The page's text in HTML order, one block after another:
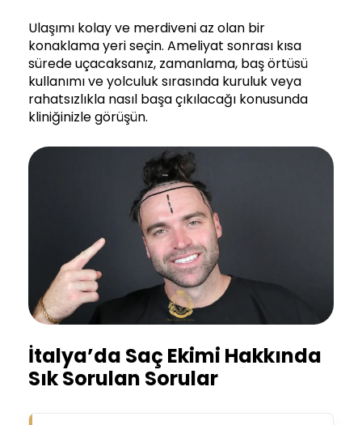
Ulaşımı kolay ve merdiveni az olan bir
konaklama yeri seçin. Ameliyat sonrası kısa
sürede uçacaksanız, zamanlama, baş örtüsü
kullanımı ve yolculuk sırasında kuruluk veya
rahatsızlıkla nasıl başa çıkılacağı konusunda
kliniğinizle görüşün.
İtalya’da Saç Ekimi Hakkında
Sık Sorulan Sorular